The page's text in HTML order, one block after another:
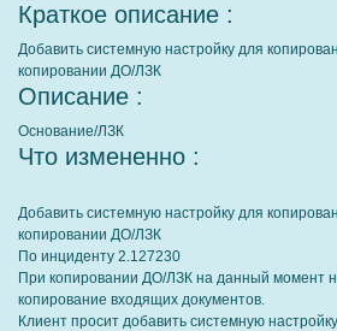
Краткое описание :
Добавить системную настройку для
копировании ДО/ЛЗК
Описание :
Основание/ЛЗК
Что измененно :
Добавить системную настройку для
копировании ДО/ЛЗК
По инциденту 2.127230
При копировании ДО/ЛЗК на данный момент
копирование входящих документов.
Клиент просит добавить системную